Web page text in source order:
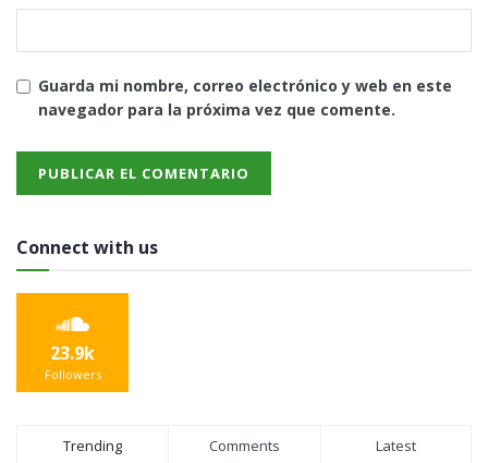
Guarda mi nombre, correo electrónico y web en este
navegador para la próxima vez que comente.
Connect with us
23.9k
Followers
Trending Comments Latest